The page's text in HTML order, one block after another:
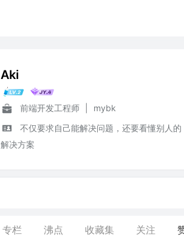
Aki
前端开发工程师
mybk
不仅要求自己能解决问题，还要看懂别人的
解决方案
专栏 沸点 收藏集 关注